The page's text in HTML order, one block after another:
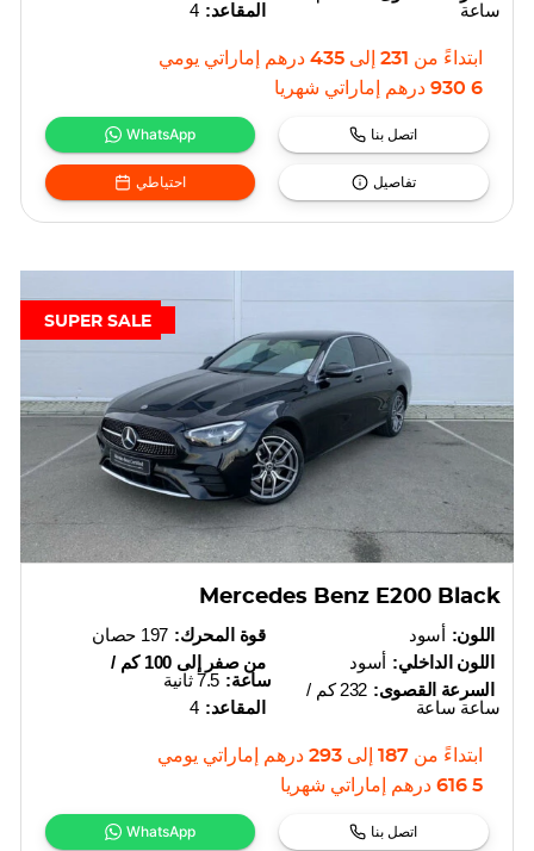
المقاعد: 4
ساعة
ابتداءً من 231 إلى 435 درهم إماراتي يومي
6 930
درهم إماراتي شهريا
WhatsApp اتصل بنا
احتياطي تفاصيل
SUPER SALE
Mercedes Benz E200 Black
قوة المحرك: 197 حصان
من صفر إلى 100 كم /
ساعة: 7.5 ثانية
المقاعد: 4
اللون: أسود
اللون الداخلي: أسود
السرعة القصوى:
232 كم /
ساعة ساعة
ابتداءً من 187 إلى 293 درهم إماراتي يومي
5 616
درهم إماراتي شهريا
WhatsApp اتصل بنا